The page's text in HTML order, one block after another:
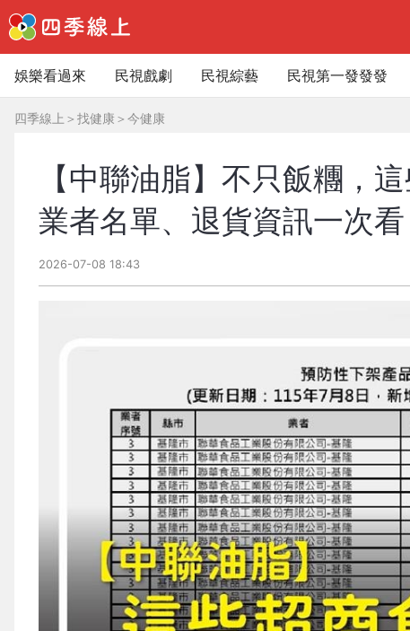
娛樂看過來 民視戲劇 民視綜藝 民視第一發發發
四季線上 ＞ 找健康＞ 今健康
【中聯油脂】不只飯糰，
業者名單、退貨資訊一次看
2026-07-08 18:43